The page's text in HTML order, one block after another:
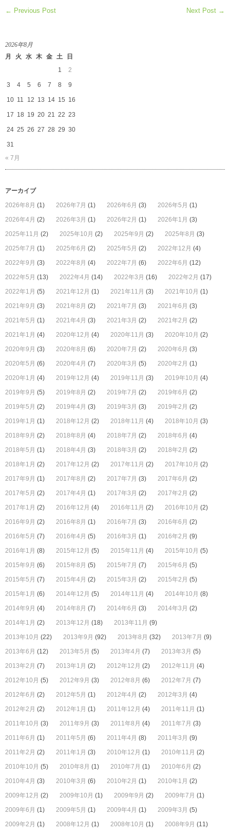
← Previous Post Next Post →
2026年8月
月
火 水 木 金 土
日
1
2
3 4 5 6 7 8 9
10 11 12 13 14 15 16
17 18 19 20 21 22 23
24 25 26 27 28 29 30
31
« 7月
アーカイブ
2026年8月 (1) 2026年7月 (1) 2026年6月 (3) 2026年5月 (1)
2026年4月 (2) 2026年3月 (1) 2026年2月 (1) 2026年1月 (3)
2025年11月 (2) 2025年10月 (2) 2025年9月 (2) 2025年8月 (3)
2025年7月 (1) 2025年6月 (2) 2025年5月 (2) 2022年12月 (4)
2022年9月 (3) 2022年8月 (4) 2022年7月 (6) 2022年6月 (12)
2022年5月 (13) 2022年4月 (14) 2022年3月 (16) 2022年2月 (17)
2022年1月 (5) 2021年12月 (1) 2021年11月 (3) 2021年10月 (1)
2021年9月 (3) 2021年8月 (2) 2021年7月 (3) 2021年6月 (3)
2021年5月 (1) 2021年4月 (3) 2021年3月 (2) 2021年2月 (2)
2021年1月 (4) 2020年12月 (4) 2020年11月 (3) 2020年10月 (2)
2020年9月 (3) 2020年8月 (6) 2020年7月 (2) 2020年6月 (3)
2020年5月 (6) 2020年4月 (7) 2020年3月 (5) 2020年2月 (1)
2020年1月 (4) 2019年12月 (4) 2019年11月 (3) 2019年10月 (4)
2019年9月 (5) 2019年8月 (2) 2019年7月 (2) 2019年6月 (2)
2019年5月 (2) 2019年4月 (3) 2019年3月 (3) 2019年2月 (2)
2019年1月 (1) 2018年12月 (2) 2018年11月 (4) 2018年10月 (3)
2018年9月 (2) 2018年8月 (4) 2018年7月 (2) 2018年6月 (4)
2018年5月 (1) 2018年4月 (3) 2018年3月 (2) 2018年2月 (2)
2018年1月 (2) 2017年12月 (2) 2017年11月 (2) 2017年10月 (2)
2017年9月 (1) 2017年8月 (2) 2017年7月 (3) 2017年6月 (2)
2017年5月 (2) 2017年4月 (1) 2017年3月 (2) 2017年2月 (2)
2017年1月 (2) 2016年12月 (4) 2016年11月 (2) 2016年10月 (2)
2016年9月 (2) 2016年8月 (1) 2016年7月 (3) 2016年6月 (2)
2016年5月 (7) 2016年4月 (5) 2016年3月 (1) 2016年2月 (9)
2016年1月 (8) 2015年12月 (5) 2015年11月 (4) 2015年10月 (5)
2015年9月 (6) 2015年8月 (5) 2015年7月 (7) 2015年6月 (5)
2015年5月 (7) 2015年4月 (2) 2015年3月 (2) 2015年2月 (5)
2015年1月 (6) 2014年12月 (5) 2014年11月 (4) 2014年10月 (8)
2014年9月 (4) 2014年8月 (7) 2014年6月 (3) 2014年3月 (2)
2014年1月 (2) 2013年12月 (18) 2013年11月 (9)
2013年10月 (22) 2013年9月 (92) 2013年8月 (32) 2013年7月 (9)
2013年6月 (12) 2013年5月 (5) 2013年4月 (7) 2013年3月 (5)
2013年2月 (7) 2013年1月 (2) 2012年12月 (2) 2012年11月 (4)
2012年10月 (5) 2012年9月 (3) 2012年8月 (6) 2012年7月 (7)
2012年6月 (2) 2012年5月 (1) 2012年4月 (2) 2012年3月 (4)
2012年2月 (2) 2012年1月 (1) 2011年12月 (4) 2011年11月 (1)
2011年10月 (3) 2011年9月 (3) 2011年8月 (4) 2011年7月 (3)
2011年6月 (1) 2011年5月 (6) 2011年4月 (8) 2011年3月 (9)
2011年2月 (2) 2011年1月 (3) 2010年12月 (1) 2010年11月 (2)
2010年10月 (5) 2010年8月 (1) 2010年7月 (1) 2010年6月 (2)
2010年4月 (3) 2010年3月 (6) 2010年2月 (1) 2010年1月 (2)
2009年12月 (2) 2009年10月 (1) 2009年9月 (2) 2009年7月 (1)
2009年6月 (1) 2009年5月 (1) 2009年4月 (1) 2009年3月 (5)
2009年2月 (1) 2008年12月 (1) 2008年10月 (1) 2008年9月 (11)